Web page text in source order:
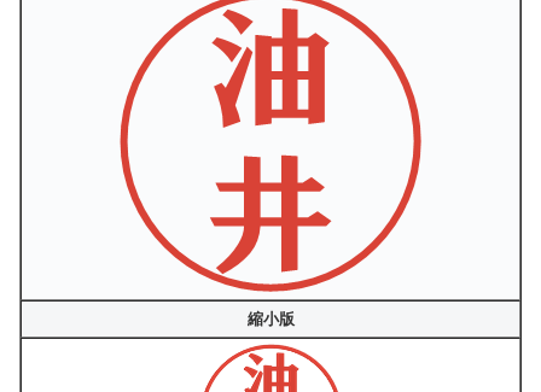
縮小版